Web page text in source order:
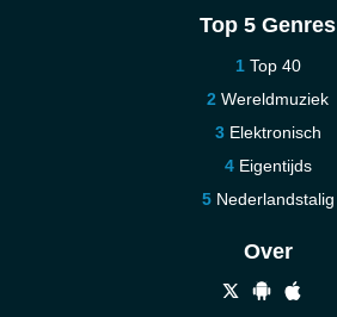
Top 5 Genres
Top 40
Wereldmuziek
Elektronisch
Eigentijds
Nederlandstalig
Over